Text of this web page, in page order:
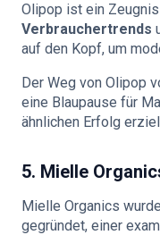
Olipop ist ein
Verbrauchertrends
auf den Kopf, um
Der Weg von Olipop
eine Blaupause für
ähnlichen Erfolg
5. Mielle
Mielle Organics
gegründet, einer